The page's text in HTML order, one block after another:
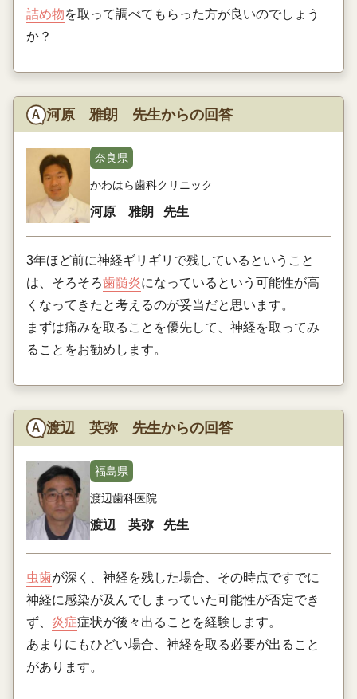
詰め物を取って調べてもらった方が良いのでしょう
か？
河原 雅朗 先生からの回答
奈良県
かわはら歯科クリニック
河原 雅朗 先生
3年ほど前に神経ギリギリで残しているということ
は、そろそろ歯髄炎になっているという可能性が高
くなってきたと考えるのが妥当だと思います。
まずは痛みを取ることを優先して、神経を取ってみ
ることをお勧めします。
渡辺 英弥 先生からの回答
福島県
渡辺歯科医院
渡辺 英弥 先生
虫歯が深く、神経を残した場合、その時点ですでに
神経に感染が及んでしまっていた可能性が否定でき
ず、 炎症症状が後々出ることを経験します。
あまりにもひどい場合、神経を取る必要が出ること
があります。